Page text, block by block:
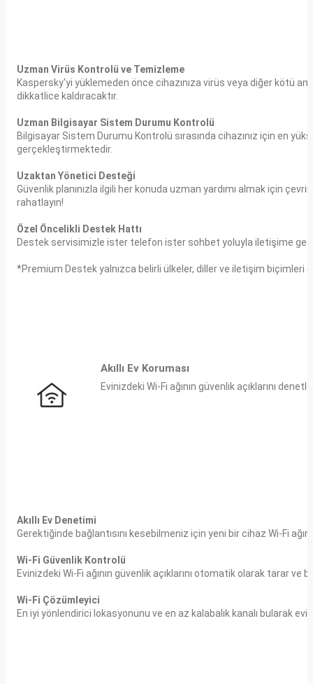
Uzman Virüs Kontrolü ve Temizleme
Kaspersky'yi yüklemeden önce cihazınıza virüs veya diğer kötü
dikkatlice kaldıracaktır.
Uzman Bilgisayar Sistem Durumu Kontrolü
Bilgisayar Sistem Durumu Kontrolü sırasında cihazınız için en
gerçekleştirmektedir.
Uzaktan Yönetici Desteği
Güvenlik planınızla ilgili her konuda uzman yardımı almak için
rahatlayın!
Özel Öncelikli Destek Hattı
Destek servisimizle ister telefon ister sohbet yoluyla iletişime
*Premium Destek yalnızca belirli ülkeler, diller ve iletişim biçimleri
Akıllı Ev Koruması
Evinizdeki Wi-Fi ağının güvenlik açıklarını
Akıllı Ev Denetimi
Gerektiğinde bağlantısını kesebilmeniz için yeni bir cihaz Wi-Fi
Wi-Fi Güvenlik Kontrolü
Evinizdeki Wi-Fi ağının güvenlik açıklarını otomatik olarak tarar ve
Wi-Fi Çözümleyici
En iyi yönlendirici lokasyonunu ve en az kalabalık kanalı bularak